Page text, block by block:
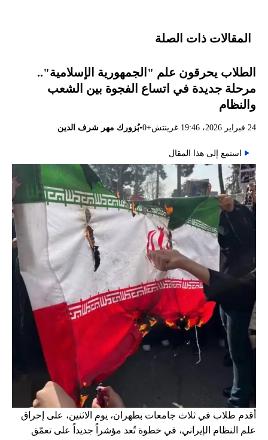
المقالات ذات الصلة
الطلاب يحرقون علم "الجمهورية الإسلامية"..
مرحلة جديدة في اتساع الفجوة بين الشعب
والنظام
24 فبراير 2026، 19:46 غرينتش+0 •بُزورك مهر شرف الدين
استمع إلى هذا المقال
أقدم طلاب في ثلاث جامعات بطهران، يوم الاثنين، على إحراق
علم النظام الإيراني، في خطوة تُعد مؤشراً جديداً على تعمّق